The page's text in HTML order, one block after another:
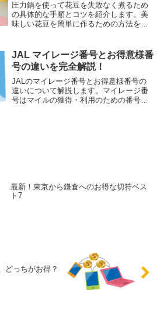
圧力鍋を使って花豆を失敗なく煮るため
の具体的な手順とコツを紹介します。美
味しい花豆を簡単に作るための方法を知
JAL マイレージ番号とお得意様番
号の違いを完全解説！
JALのマイレージ番号とお得意様番号の
違いについて解説します。マイレージ番
号はマイルの獲得・利用のための番号
最新！東京から鎌倉へのお得な切符ベス
ト7
どっちがお得？